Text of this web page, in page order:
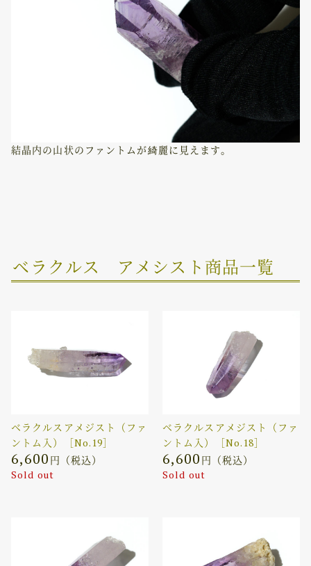
結晶内の山状のファントムが綺麗に見えます。
ベラクルス アメシスト商品一覧
ベラクルスアメジスト（ファ
ントム入）［No.19］
6,600 円（税込）
Sold out
ベラクルスアメジスト（ファ
ントム入）［No.18］
6,600 円（税込）
Sold out